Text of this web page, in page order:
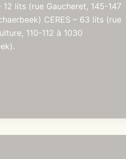
12 lits (rue Gaucheret, 145-147
CERES – 63 lits (rue
110-112 à 1030